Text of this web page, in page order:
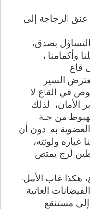
الزجاجة إلى
بصدق،
وأكمامنا ،
قاع
السير
في القاع لا
الأمان، لذلك
من جنة
به دون أن
ولوثته،
لزج يمتص
هكذا غاب الأمل،
العاتية
مستنقع